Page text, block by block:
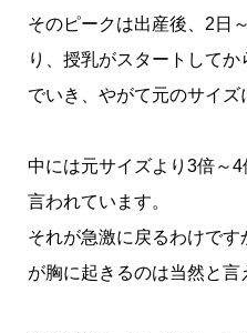
そのピークは出産後、2日
り、授乳がスタートして
でいき、やがて元のサイズ
中には元サイズより3倍～
言われています。
それが急激に戻るわけで
が胸に起きるのは当然と言